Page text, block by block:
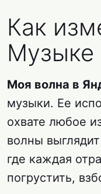
Как
Музыке
Моя волна в
музыки. Ее
охвате любое
волны
где каждая
погрустить,